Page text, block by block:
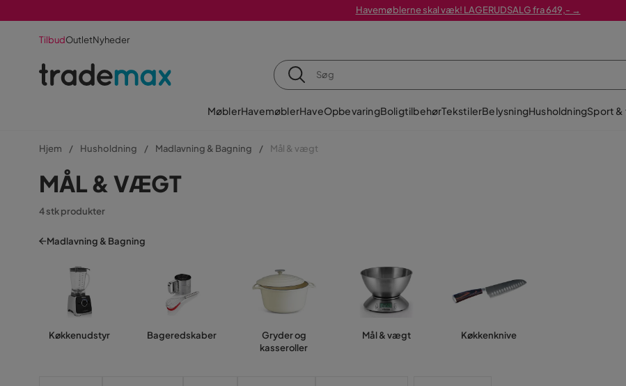
Havemøblerne skal væk! LAGERUDSALG fra 649,- →
TilbudOutletNyheder
MøblerHavemøblerHaveOpbevaringBoligtilbehørTekstilerBelysningHusholdningSport
Hjem Husholdning Madlavning & Bagning Mål & vægt
MÅL & VÆGT
4 stk produkter
Madlavning & Bagning
Køkkenudstyr Bageredskaber
Gryder og
kasseroller
Mål & vægt Køkkenknive